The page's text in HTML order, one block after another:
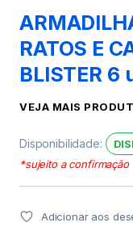
RATOS E
BLISTER 6
VEJA MAIS
Disponibilidade:
*sujeito a confirmação
Adicionar aos